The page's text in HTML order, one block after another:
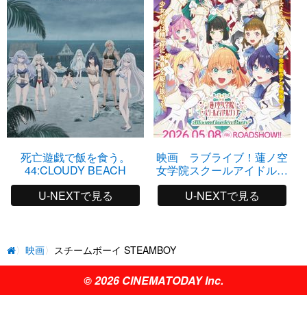
死亡遊戯で飯を食う。
44:CLOUDY BEACH
U-NEXTで見る
映画 ラブライブ！蓮ノ空
女学院スクールアイドルク
ラブ Bloom Garden Party
U-NEXTで見る
映画 スチームボーイ STEAMBOY
© 2026 CINEMATODAY Inc.